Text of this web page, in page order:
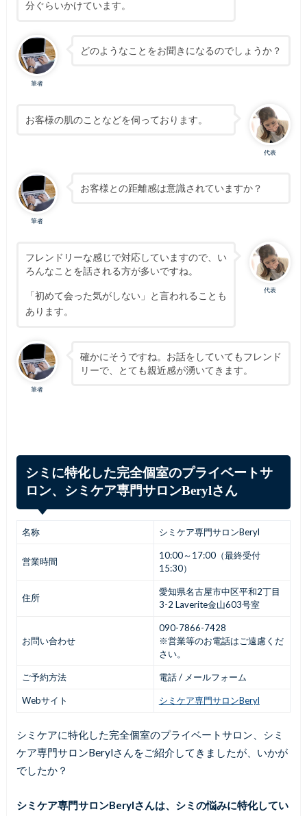
分ぐらいかけています。
筆者
どのようなことをお聞きになるのでしょうか？
代表
お客様の肌のことなどを伺っております。
筆者
お客様との距離感は意識されていますか？
代表
フレンドリーな感じで対応していますので、い
ろんなことを話される方が多いですね。
「初めて会った気がしない」と言われることも
あります。
筆者
確かにそうですね。お話をしていてもフレンド
リーで、とても親近感が湧いてきます。
シミに特化した完全個室のプライベートサ
ロン、シミケア専門サロンBerylさん
名称 シミケア専門サロンBeryl
営業時間
10:00～17:00（最終受付
15:30）
住所
愛知県名古屋市中区平和2丁目
3-2 Laverite金山603号室
お問い合わせ
090-7866-7428
※営業等のお電話はご遠慮くだ
さい。
ご予約方法 電話 / メールフォーム
Webサイト シミケア専門サロンBeryl
シミケアに特化した完全個室のプライベートサロン、シミ
ケア専門サロンBerylさんをご紹介してきましたが、いかが
でしたか？
シミケア専門サロンBerylさんは、シミの悩みに特化してい